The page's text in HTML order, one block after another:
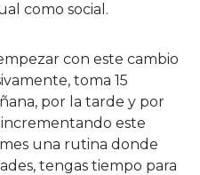
como social.
con este cambio
toma 15
por la tarde y por
incrementando este
una rutina donde
tengas tiempo para